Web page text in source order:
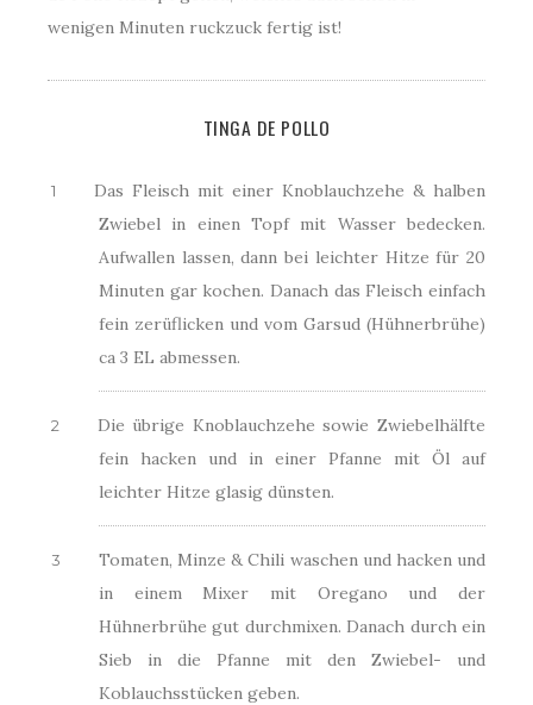
wenigen Minuten ruckzuck fertig ist!
TINGA DE POLLO
Das Fleisch mit einer Knoblauchzehe & halben
Zwiebel in einen Topf mit Wasser bedecken.
Aufwallen lassen, dann bei leichter Hitze für 20
Minuten gar kochen. Danach das Fleisch einfach
fein zerüflicken und vom Garsud (Hühnerbrühe)
ca 3 EL abmessen.
Die übrige Knoblauchzehe sowie Zwiebelhälfte
fein hacken und in einer Pfanne mit Öl auf
leichter Hitze glasig dünsten.
Tomaten, Minze & Chili waschen und hacken und
in einem Mixer mit Oregano und der
Hühnerbrühe gut durchmixen. Danach durch ein
Sieb in die Pfanne mit den Zwiebel- und
Koblauchsstücken geben.